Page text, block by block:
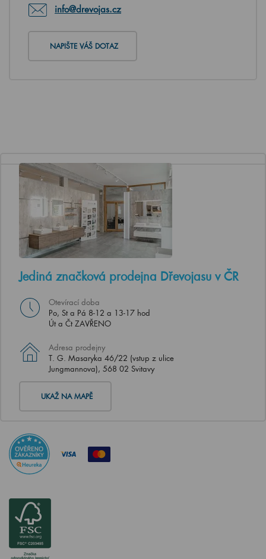
info@drevojas.cz
NAPIŠTE VÁŠ DOTAZ
Jediná značková prodejna Dřevojasu v ČR
Otevírací doba
Po, St a Pá 8-12 a 13-17 hod
Út a Čt ZAVŘENO
Adresa prodejny
T. G. Masaryka 46/22 (vstup z ulice
Jungmannova), 568 02 Svitavy
UKAŽ NA MAPĚ